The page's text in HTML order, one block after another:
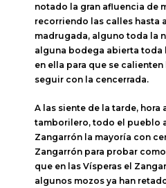
notado la gran afluencia de
recorriendo las calles hasta
madrugada, alguno toda la
alguna bodega abierta toda
en ella para que se
seguir con la cencerrada.
A las siente de la tarde, hora
tamborilero, todo el pueblo
Zangarrón la mayoría con
Zangarrón para probar
que en las Vísperas el
algunos mozos ya han